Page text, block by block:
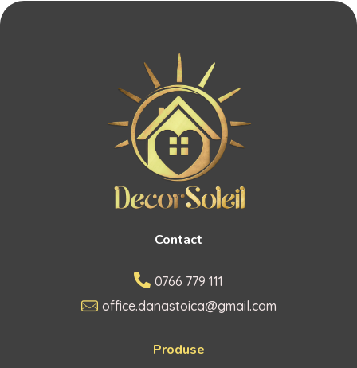
Contact
0766 779 111
office.danastoica@gmail.com
Produse